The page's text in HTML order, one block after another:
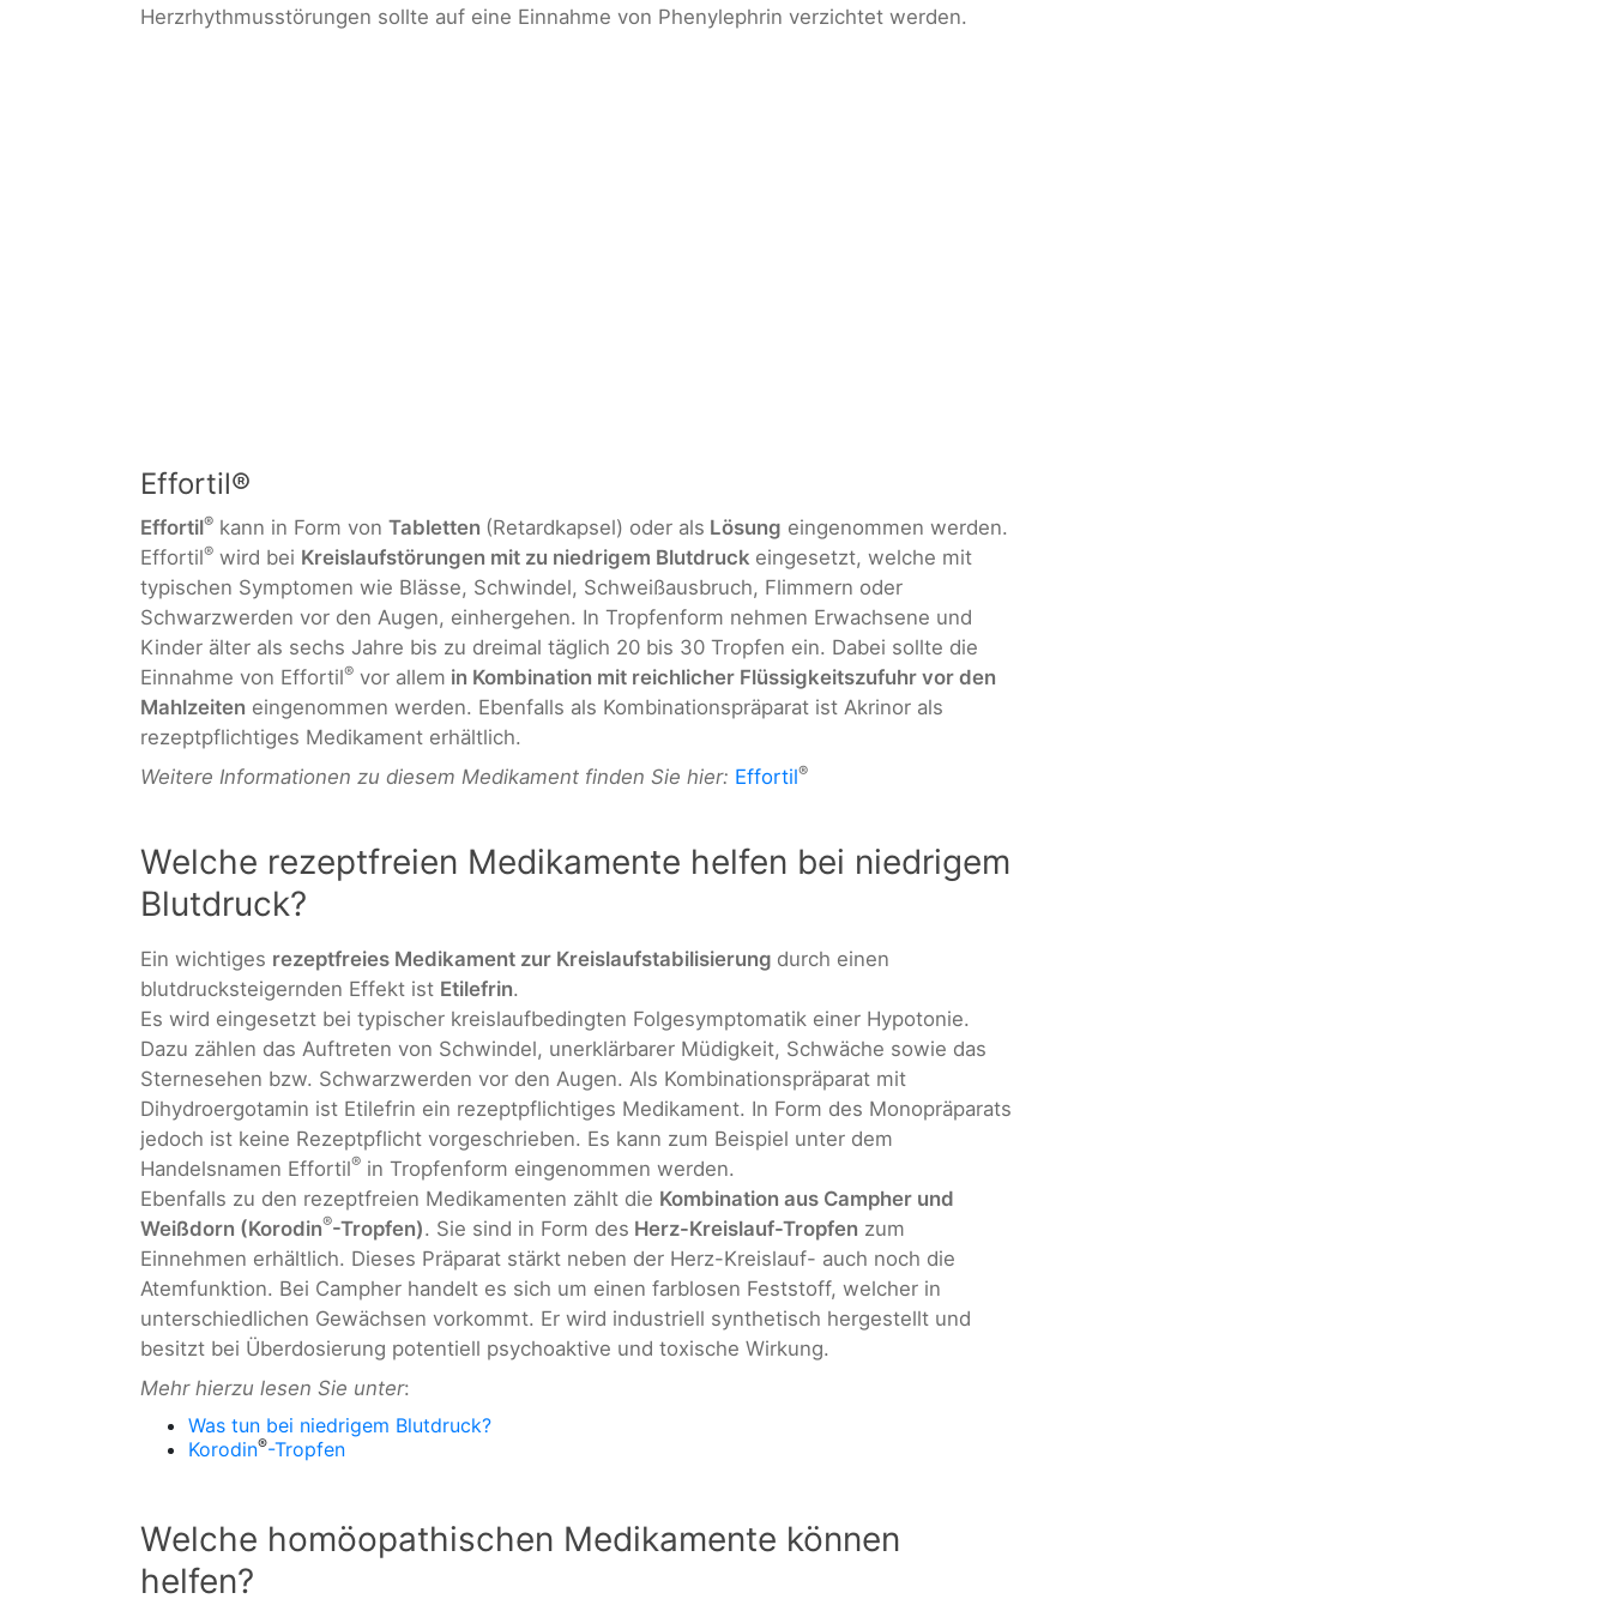
Herzrhythmusstörungen sollte auf eine Einnahme von Phenylephrin verzichtet werden.
Effortil®
Effortil® kann in Form von Tabletten (Retardkapsel) oder als Lösung eingenommen werden.
Effortil® wird bei Kreislaufstörungen mit zu niedrigem Blutdruck eingesetzt, welche mit
typischen Symptomen wie Blässe, Schwindel, Schweißausbruch, Flimmern oder
Schwarzwerden vor den Augen, einhergehen. In Tropfenform nehmen Erwachsene und
Kinder älter als sechs Jahre bis zu dreimal täglich 20 bis 30 Tropfen ein. Dabei sollte die
Einnahme von Effortil® vor allem in Kombination mit reichlicher Flüssigkeitszufuhr vor den
Mahlzeiten eingenommen werden. Ebenfalls als Kombinationspräparat ist Akrinor als
rezeptpflichtiges Medikament erhältlich.
Weitere Informationen zu diesem Medikament finden Sie hier: Effortil®
Welche rezeptfreien Medikamente helfen bei niedrigem
Blutdruck?
Ein wichtiges rezeptfreies Medikament zur Kreislaufstabilisierung durch einen
blutdrucksteigernden Effekt ist Etilefrin.
Es wird eingesetzt bei typischer kreislaufbedingten Folgesymptomatik einer Hypotonie.
Dazu zählen das Auftreten von Schwindel, unerklärbarer Müdigkeit, Schwäche sowie das
Sternesehen bzw. Schwarzwerden vor den Augen. Als Kombinationspräparat mit
Dihydroergotamin ist Etilefrin ein rezeptpflichtiges Medikament. In Form des Monopräparats
jedoch ist keine Rezeptpflicht vorgeschrieben. Es kann zum Beispiel unter dem
Handelsnamen Effortil® in Tropfenform eingenommen werden.
Ebenfalls zu den rezeptfreien Medikamenten zählt die Kombination aus Campher und
Weißdorn (Korodin®-Tropfen). Sie sind in Form des Herz-Kreislauf-Tropfen zum
Einnehmen erhältlich. Dieses Präparat stärkt neben der Herz-Kreislauf- auch noch die
Atemfunktion. Bei Campher handelt es sich um einen farblosen Feststoff, welcher in
unterschiedlichen Gewächsen vorkommt. Er wird industriell synthetisch hergestellt und
besitzt bei Überdosierung potentiell psychoaktive und toxische Wirkung.
Mehr hierzu lesen Sie unter:
Was tun bei niedrigem Blutdruck?
Korodin®-Tropfen
Welche homöopathischen Medikamente können
helfen?